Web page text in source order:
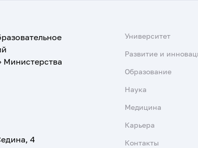
Министерства
4
Университет
Развитие и
Образование
Наука
Медицина
Карьера
Контакты